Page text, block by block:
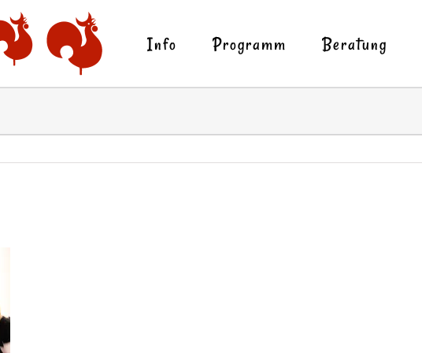
Info Programm Beratung